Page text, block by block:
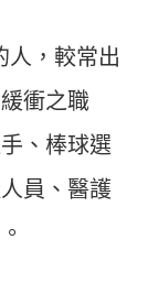
人，較常出
衝之職
、棒球選
員、醫護